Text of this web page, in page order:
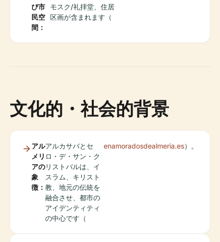
び市
民空
間：
モスク/礼拝堂、住居
区画が含まれます（
文化的・社会的背景
アル
メリ
アの
象
徴：
アルカサバとセ
ロ・デ・サン・ク
リストバルは、イ
スラム、キリスト
教、地元の伝統を
融合させ、都市の
アイデンティティ
の中心です（
enamoradosdealmeria.es）。